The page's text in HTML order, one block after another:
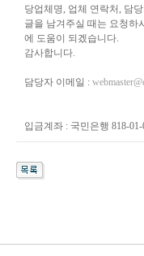
당업체명, 업체 연락처, 담
글을 남겨주실 때는 요청하
에 도움이 되겠습니다.
감사합니다.
담당자 이메일 :
입금계좌 : 국민은행 818-